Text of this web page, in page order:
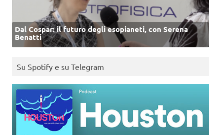
Dal Cospar: il futuro degli esopianeti, con Serena
Benatti
Su Spotify e su Telegram